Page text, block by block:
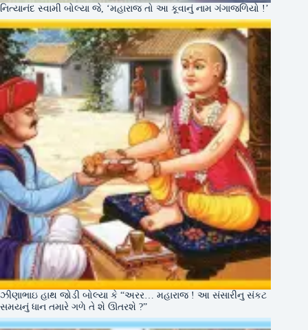
નિત્યાનંદ સ્વામી બોલ્યા જે, ‘મહારાજ તો આ કૂવાનું નામ ગંગાજળિયો !’
ઝીણાભાઇ હાથ જોડી બોલ્યા કે “અરર… મહારાજ ! આ સંસારીનુ સંકટ
સમયનું ધાન તમારે ગળે તે શે ઊતરશે ?”